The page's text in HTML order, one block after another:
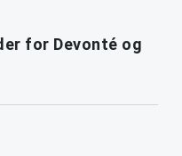
for Devonté og